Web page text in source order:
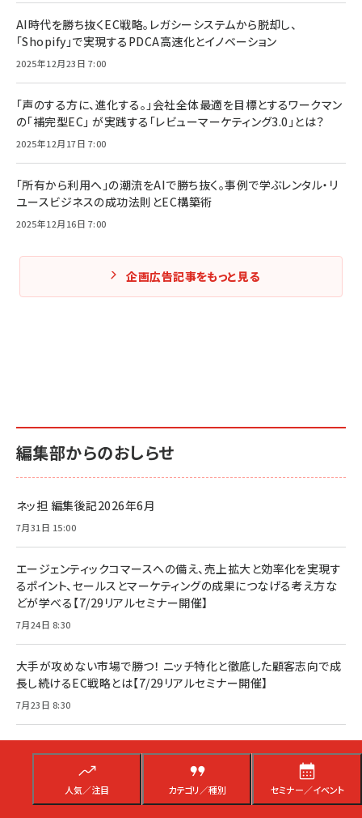
人気／注目 カテゴリ／種別 セミナー／イベント
AI時代を勝ち抜くEC戦略。レガシーシステムから脱却し、
「Shopify」で実現するPDCA高速化とイノベーション
2025年12月23日 7:00
「声のする方に、進化する。」会社全体最適を目標とするワークマン
の「補完型EC」 が実践する「レビューマーケティング3.0」とは？
2025年12月17日 7:00
「所有から利用へ」の潮流をAIで勝ち抜く。事例で学ぶレンタル・リ
ユースビジネスの成功法則とEC構築術
2025年12月16日 7:00
企画広告記事をもっと見る
編集部からのおしらせ
ネッ担 編集後記2026年6月
7月31日 15:00
エージェンティックコマースへの備え、売上拡大と効率化を実現す
るポイント、セールスとマーケティングの成果につなげる考え方な
どが学べる【7/29リアルセミナー開催】
7月24日 8:30
大手が攻めない市場で勝つ！ ニッチ特化と徹底した顧客志向で成
長し続けるEC戦略とは【7/29リアルセミナー開催】
7月23日 8:30
創」で顧客に“選ばれ続ける”プラスの戦略【7/29リアルセミナー開
7月22日 8:30